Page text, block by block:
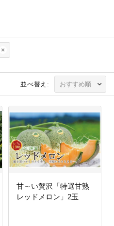
並べ替え:
甘～い贅沢「特選甘熟
レッドメロン」2玉